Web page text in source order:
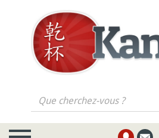
Que cherchez-vous ?